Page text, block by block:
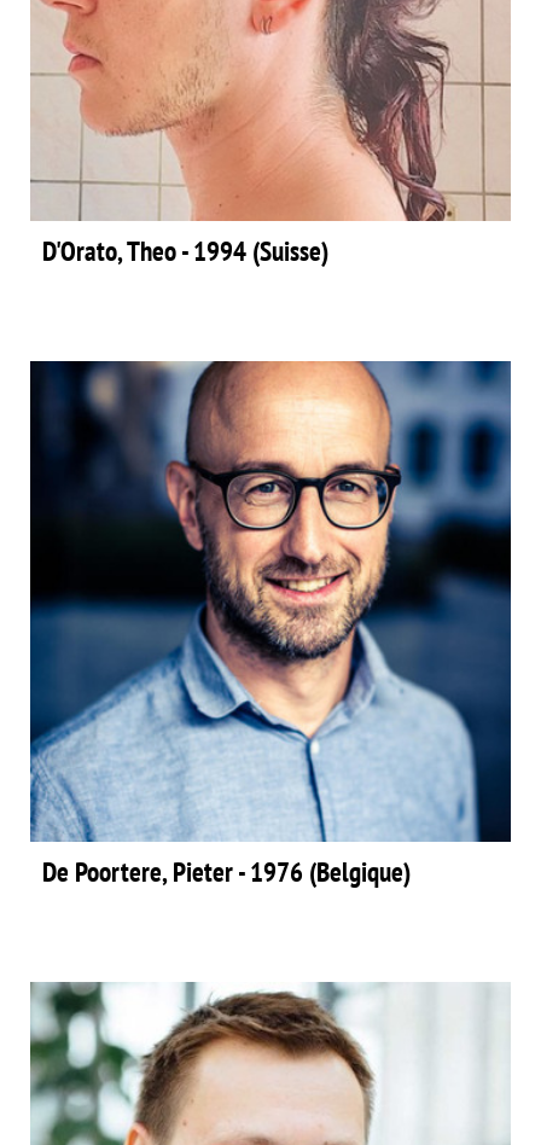
D'Orato, Theo - 1994 (Suisse)
De Poortere, Pieter - 1976 (Belgique)